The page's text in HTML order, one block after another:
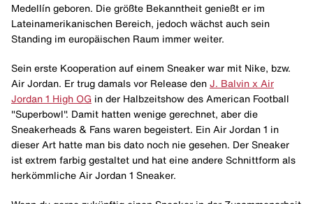
Medellín geboren. Die größte Bekanntheit genießt er im
Lateinamerikanischen Bereich, jedoch wächst auch sein
Standing im europäischen Raum immer weiter.
Sein erste Kooperation auf einem Sneaker war mit Nike, bzw.
Air Jordan. Er trug damals vor Release den J. Balvin x Air
Jordan 1 High OG in der Halbzeitshow des American Football
"Superbowl". Damit hatten wenige gerechnet, aber die
Sneakerheads & Fans waren begeistert. Ein Air Jordan 1 in
dieser Art hatte man bis dato noch nie gesehen. Der Sneaker
ist extrem farbig gestaltet und hat eine andere Schnittform als
herkömmliche Air Jordan 1 Sneaker.